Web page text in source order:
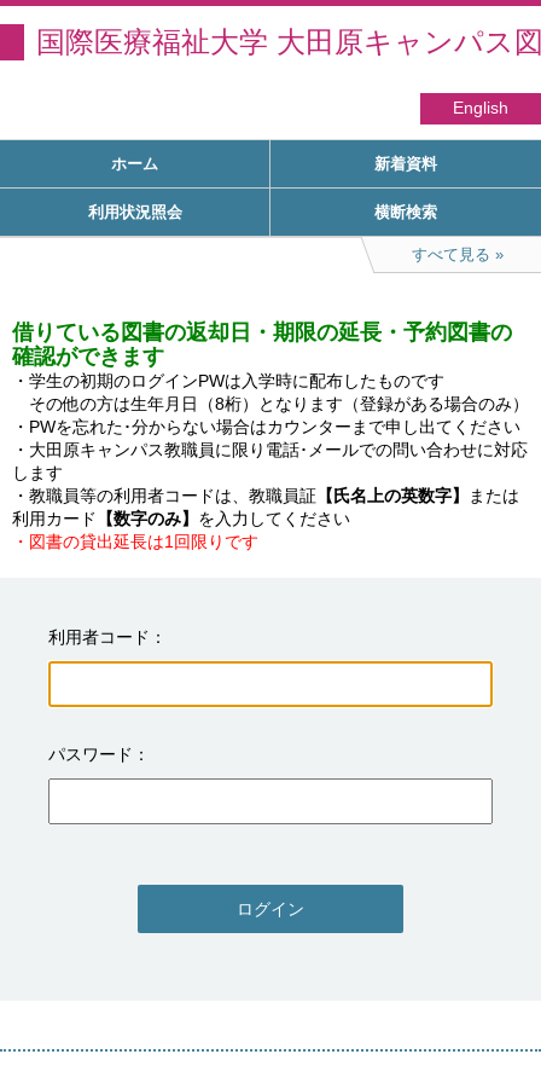
国際医療福祉大学 大田原キャンパス
English
ホーム 新着資料
利用状況照会 横断検索
すべて見る
借りている図書の返却日・期限の延長・予約図書の
確認ができます
・学生の初期のログインPWは入学時に配布したものです
その他の方は生年月日（8桁）となります（登録がある場合のみ）
・PWを忘れた･分からない場合はカウンターまで申し出てください
・大田原キャンパス教職員に限り電話･メールでの問い合わせに対応
します
・教職員等の利用者コードは、教職員証 【氏名上の英数字】
または
利用カード
【数字のみ】
・図書の貸出延長は1回限りです
利用者コード
パスワード
ログイン